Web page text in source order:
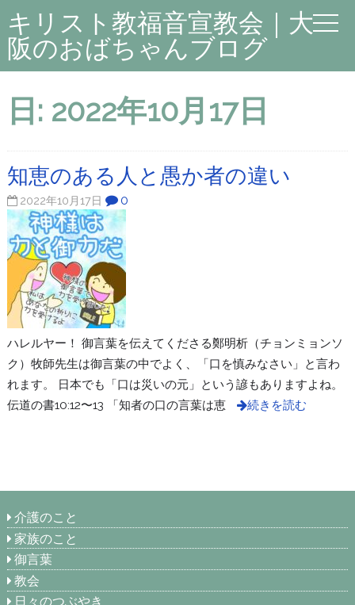
キリスト教福音宣教会｜大
阪のおばちゃんブログ
日: 2022年10月17日
知恵のある人と愚か者の違い
2022年10月17日 0
ハレルヤー！ 御言葉を伝えてくださる鄭明析（チョンミョンソ
ク）牧師先生は御言葉の中でよく、「口を慎みなさい」と言わ
れます。 日本でも「口は災いの元」という諺もありますよね。
伝道の書10:12〜13 「知者の口の言葉は恵
続きを読む
介護のこと
家族のこと
御言葉
教会
日々のつぶやき